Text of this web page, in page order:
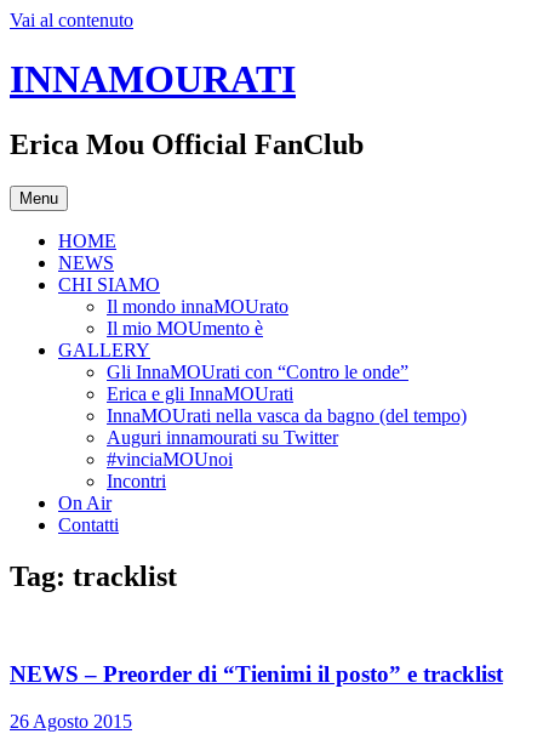
Vai al contenuto
INNAMOURATI
Erica Mou Official FanClub
Menu
HOME
NEWS
CHI SIAMO
Il mondo innaMOUrato
Il mio MOUmento è
GALLERY
Gli InnaMOUrati con “Contro le onde”
Erica e gli InnaMOUrati
InnaMOUrati nella vasca da bagno (del tempo)
Auguri innamourati su Twitter
#vinciaMOUnoi
Incontri
On Air
Contatti
Tag: tracklist
NEWS – Preorder di “Tienimi il posto” e tracklist
26 Agosto 2015